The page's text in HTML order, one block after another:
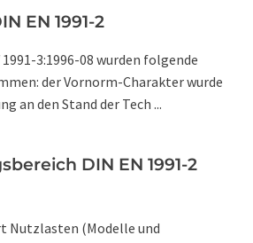
EN 1991-2
1991-3:1996-08 wurden folgende
der Vornorm-Charakter wurde
an den Stand der Tech ...
DIN EN 1991-2
Nutzlasten (Modelle und